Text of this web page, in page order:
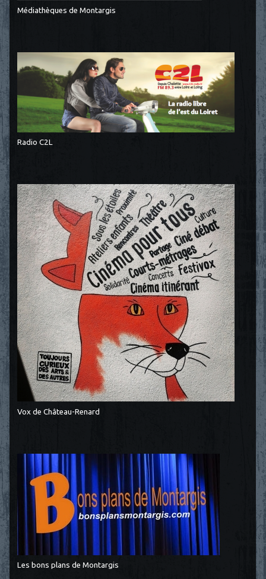
Médiathèques de Montargis
Radio C2L
Vox de Château-Renard
Les bons plans de Montargis